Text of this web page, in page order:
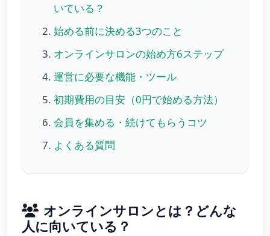
いている？
始める前に決める3つのこと
オンラインサロンの始め方6ステップ
運営に必要な機能・ツール
初期費用の目安（0円で始める方法）
会員を集める・続けてもらうコツ
よくある質問
オンラインサロンとは？どんな
人に向いている？